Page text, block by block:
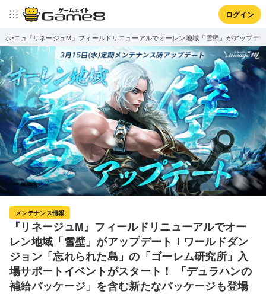
ログイン
ホームニュース『リネージュM』フィールドリニューアルでオーレン地域「雪壁」がアップ
メンテナンス情報
『リネージュM』フィールドリニューアルでオー
レン地域「雪壁」がアップデート！ワールドダン
ジョン「忘れられた島」の「ゴーレム研究所」入
場サポートイベントがスタート！ 「デュラハンの
補給パッケージ」を含む新たなパッケージも登場